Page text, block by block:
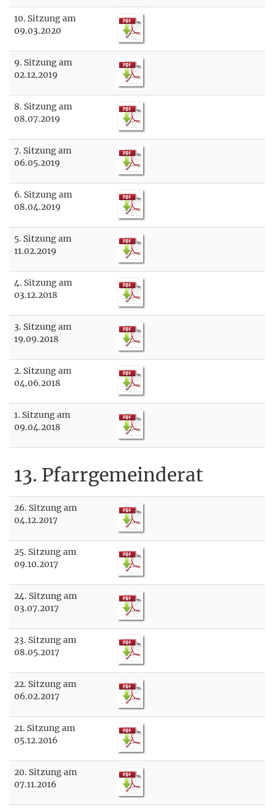
10. Sitzung am
09.03.2020
9. Sitzung am
02.12.2019
8. Sitzung am
08.07.2019
7. Sitzung am
06.05.2019
6. Sitzung am
08.04.2019
5. Sitzung am
11.02.2019
4. Sitzung am
03.12.2018
3. Sitzung am
19.09.2018
2. Sitzung am
04.06.2018
1. Sitzung am
09.04.2018
13. Pfarrgemeinderat
26. Sitzung am
04.12.2017
25. Sitzung am
09.10.2017
24. Sitzung am
03.07.2017
23. Sitzung am
08.05.2017
22. Sitzung am
06.02.2017
21. Sitzung am
05.12.2016
20. Sitzung am
07.11.2016